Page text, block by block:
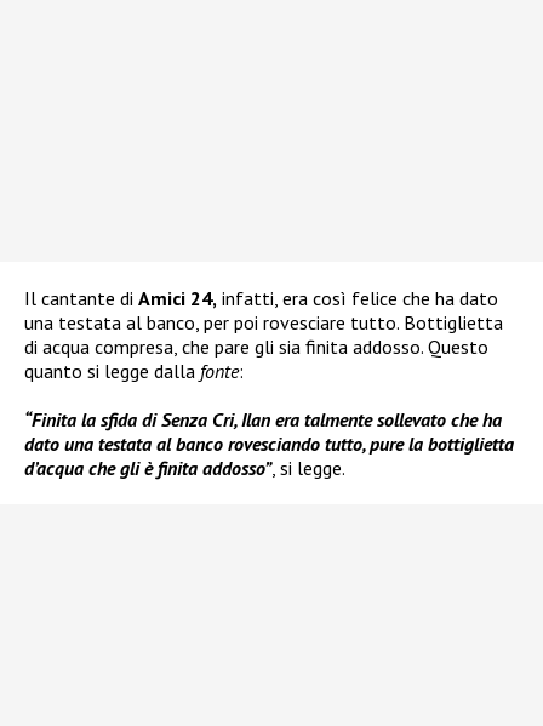
Il cantante di Amici 24, infatti, era così felice che ha dato
una testata al banco, per poi rovesciare tutto. Bottiglietta
di acqua compresa, che pare gli sia finita addosso. Questo
quanto si legge dalla fonte:
“Finita la sfida di Senza Cri, Ilan era talmente sollevato che ha
dato una testata al banco rovesciando tutto, pure la bottiglietta
d’acqua che gli è finita addosso”, si legge.